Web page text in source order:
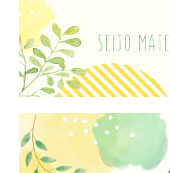
クリスマス子供射的大会
お問合せ
インターネット予約
外来予約
出生前診断